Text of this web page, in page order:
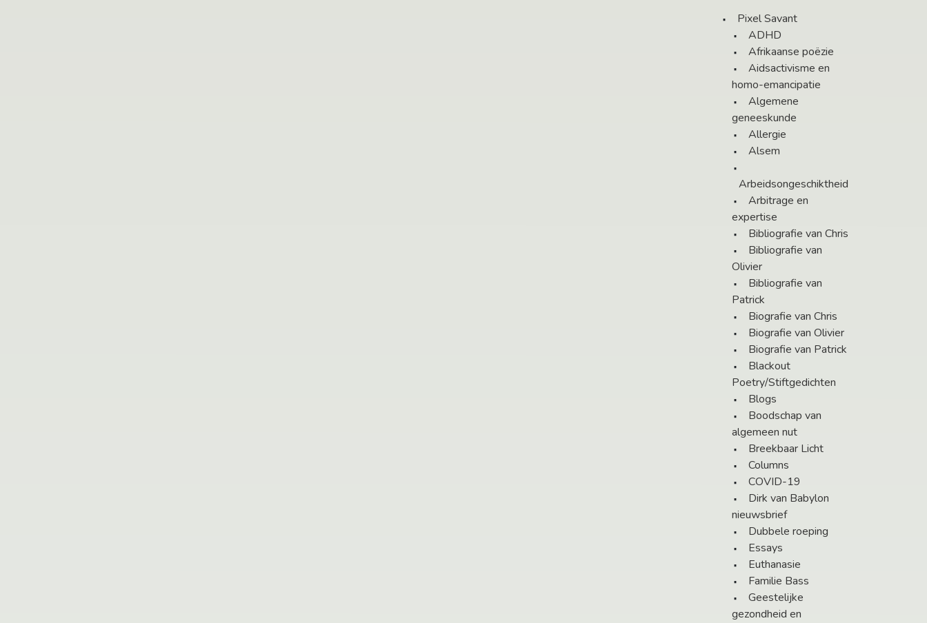
Pixel Savant
ADHD
Afrikaanse poëzie
Aidsactivisme en
homo-emancipatie
Algemene
geneeskunde
Allergie
Alsem
Arbeidsongeschiktheid
Arbitrage en
expertise
Bibliografie van Chris
Bibliografie van
Olivier
Bibliografie van
Patrick
Biografie van Chris
Biografie van Olivier
Biografie van Patrick
Blackout
Poetry/Stiftgedichten
Blogs
Boodschap van
algemeen nut
Breekbaar Licht
Columns
COVID-19
Dirk van Babylon
nieuwsbrief
Dubbele roeping
Essays
Euthanasie
Familie Bass
Geestelijke
gezondheid en